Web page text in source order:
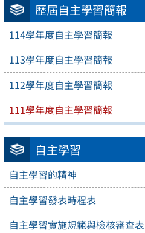
歷屆自主學習簡報
114學年度自主學習簡報
113學年度自主學習簡報
112學年度自主學習簡報
111學年度自主學習簡報
自主學習
自主學習的精神
自主學習發表時程表
自主學習實施規範與檢核審查表